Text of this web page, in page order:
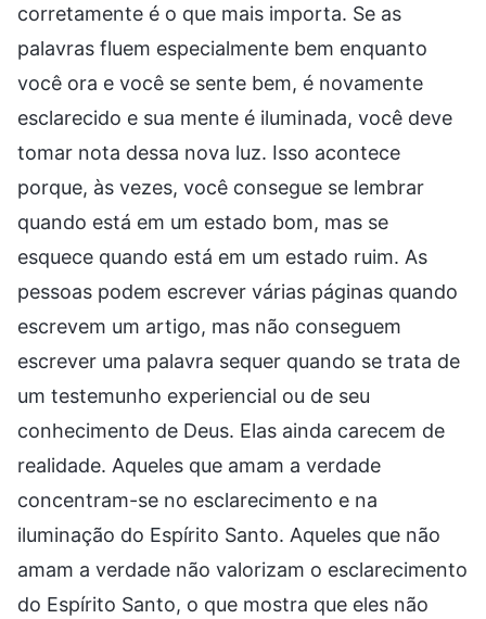
corretamente é o que mais importa. Se as
palavras fluem especialmente bem enquanto
você ora e você se sente bem, é novamente
esclarecido e sua mente é iluminada, você deve
tomar nota dessa nova luz. Isso acontece
porque, às vezes, você consegue se lembrar
quando está em um estado bom, mas se
esquece quando está em um estado ruim. As
pessoas podem escrever várias páginas quando
escrevem um artigo, mas não conseguem
escrever uma palavra sequer quando se trata de
um testemunho experiencial ou de seu
conhecimento de Deus. Elas ainda carecem de
realidade. Aqueles que amam a verdade
concentram-se no esclarecimento e na
iluminação do Espírito Santo. Aqueles que não
amam a verdade não valorizam o esclarecimento
do Espírito Santo, o que mostra que eles não